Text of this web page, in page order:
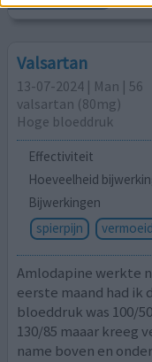
Valsartan
13-07-2024 | Man | 56
valsartan (80mg)
Hoge bloeddruk
Effectiviteit
Hoeveelheid
Bijwerkingen
spierpijn
Amlodapine werkte
eerste maand had
bloeddruk was 100/
130/85 maaar kreeg
name boven en